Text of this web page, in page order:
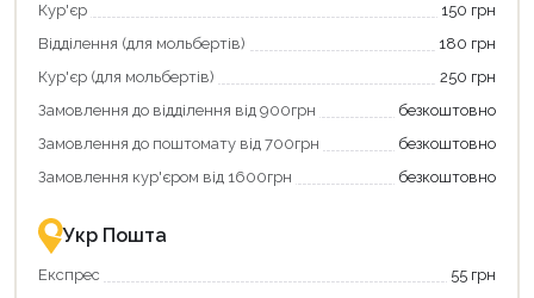
щоб
зекономити
та
отримати
переваги!
картою
єКнига
–
зручно
та
«Національний
кешбек»
та
отримуйте
повернення
Економте
більше
разом
державною
підтримкою!
Кур'єр
150 грн
Відділення (для мольбертів)
180 грн
Кур'єр (для мольбертів)
250 грн
Замовлення до відділення від 900грн
безкоштовно
Замовлення до поштомату від 700грн
безкоштовно
Замовлення кур'єром від 1600грн
безкоштовно
Укр Пошта
Експрес
55 грн